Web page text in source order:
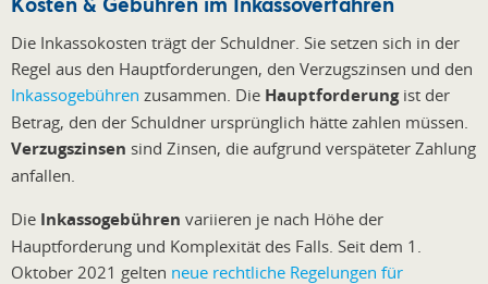
Die Inkassokosten trägt der Schuldner. Sie setzen sich in der
Regel aus den Hauptforderungen, den Verzugszinsen und den
Inkassogebühren zusammen. Die Hauptforderungist der
Betrag, den der Schuldner ursprünglich hätte zahlen müssen.
Verzugszinsen sind Zinsen, die aufgrund verspäteter Zahlung
anfallen.
Die Inkassogebühren variieren je nach Höhe der
Hauptforderung und Komplexität des Falls. Seit dem 1.
Oktober 2021 gelten neue rechtliche Regelungen für